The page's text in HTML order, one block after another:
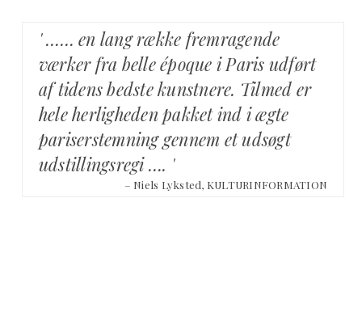
' …… en lang række fremragende
værker fra belle époque i Paris udført
af tidens bedste kunstnere. Tilmed er
hele herligheden pakket ind i ægte
pariserstemning gennem et udsøgt
udstillingsregi …. '
– Niels Lyksted, KULTURINFORMATION